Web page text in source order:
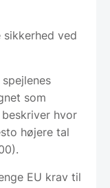
ved
som
hvor
højere tal
EU krav til